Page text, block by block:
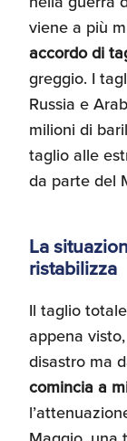
viene a più
accordo di
greggio. I
Russia e
milioni di
taglio alle
da parte del
La
ristabilizza
Il taglio
appena
disastro ma
comincia a